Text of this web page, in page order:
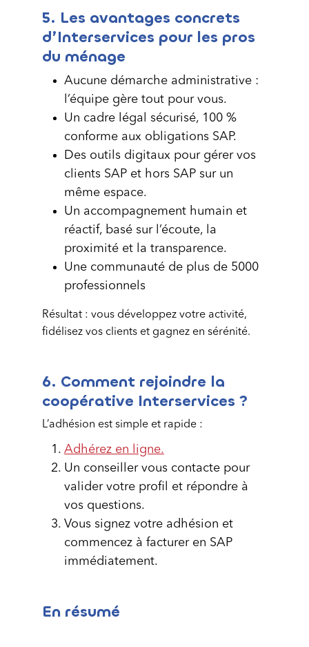
5. Les avantages concrets
d’Interservices pour les pros
du ménage
Aucune démarche administrative :
l’équipe gère tout pour vous.
Un cadre légal sécurisé, 100 %
conforme aux obligations SAP.
Des outils digitaux pour gérer vos
clients SAP et hors SAP sur un
même espace.
Un accompagnement humain et
réactif, basé sur l’écoute, la
proximité et la transparence.
Une communauté de plus de 5000
professionnels
Résultat : vous développez votre activité,
fidélisez vos clients et gagnez en sérénité.
6. Comment rejoindre la
coopérative Interservices ?
L’adhésion est simple et rapide :
Adhérez en ligne.
Un conseiller vous contacte pour
valider votre profil et répondre à
vos questions.
Vous signez votre adhésion et
commencez à facturer en SAP
immédiatement.
En résumé